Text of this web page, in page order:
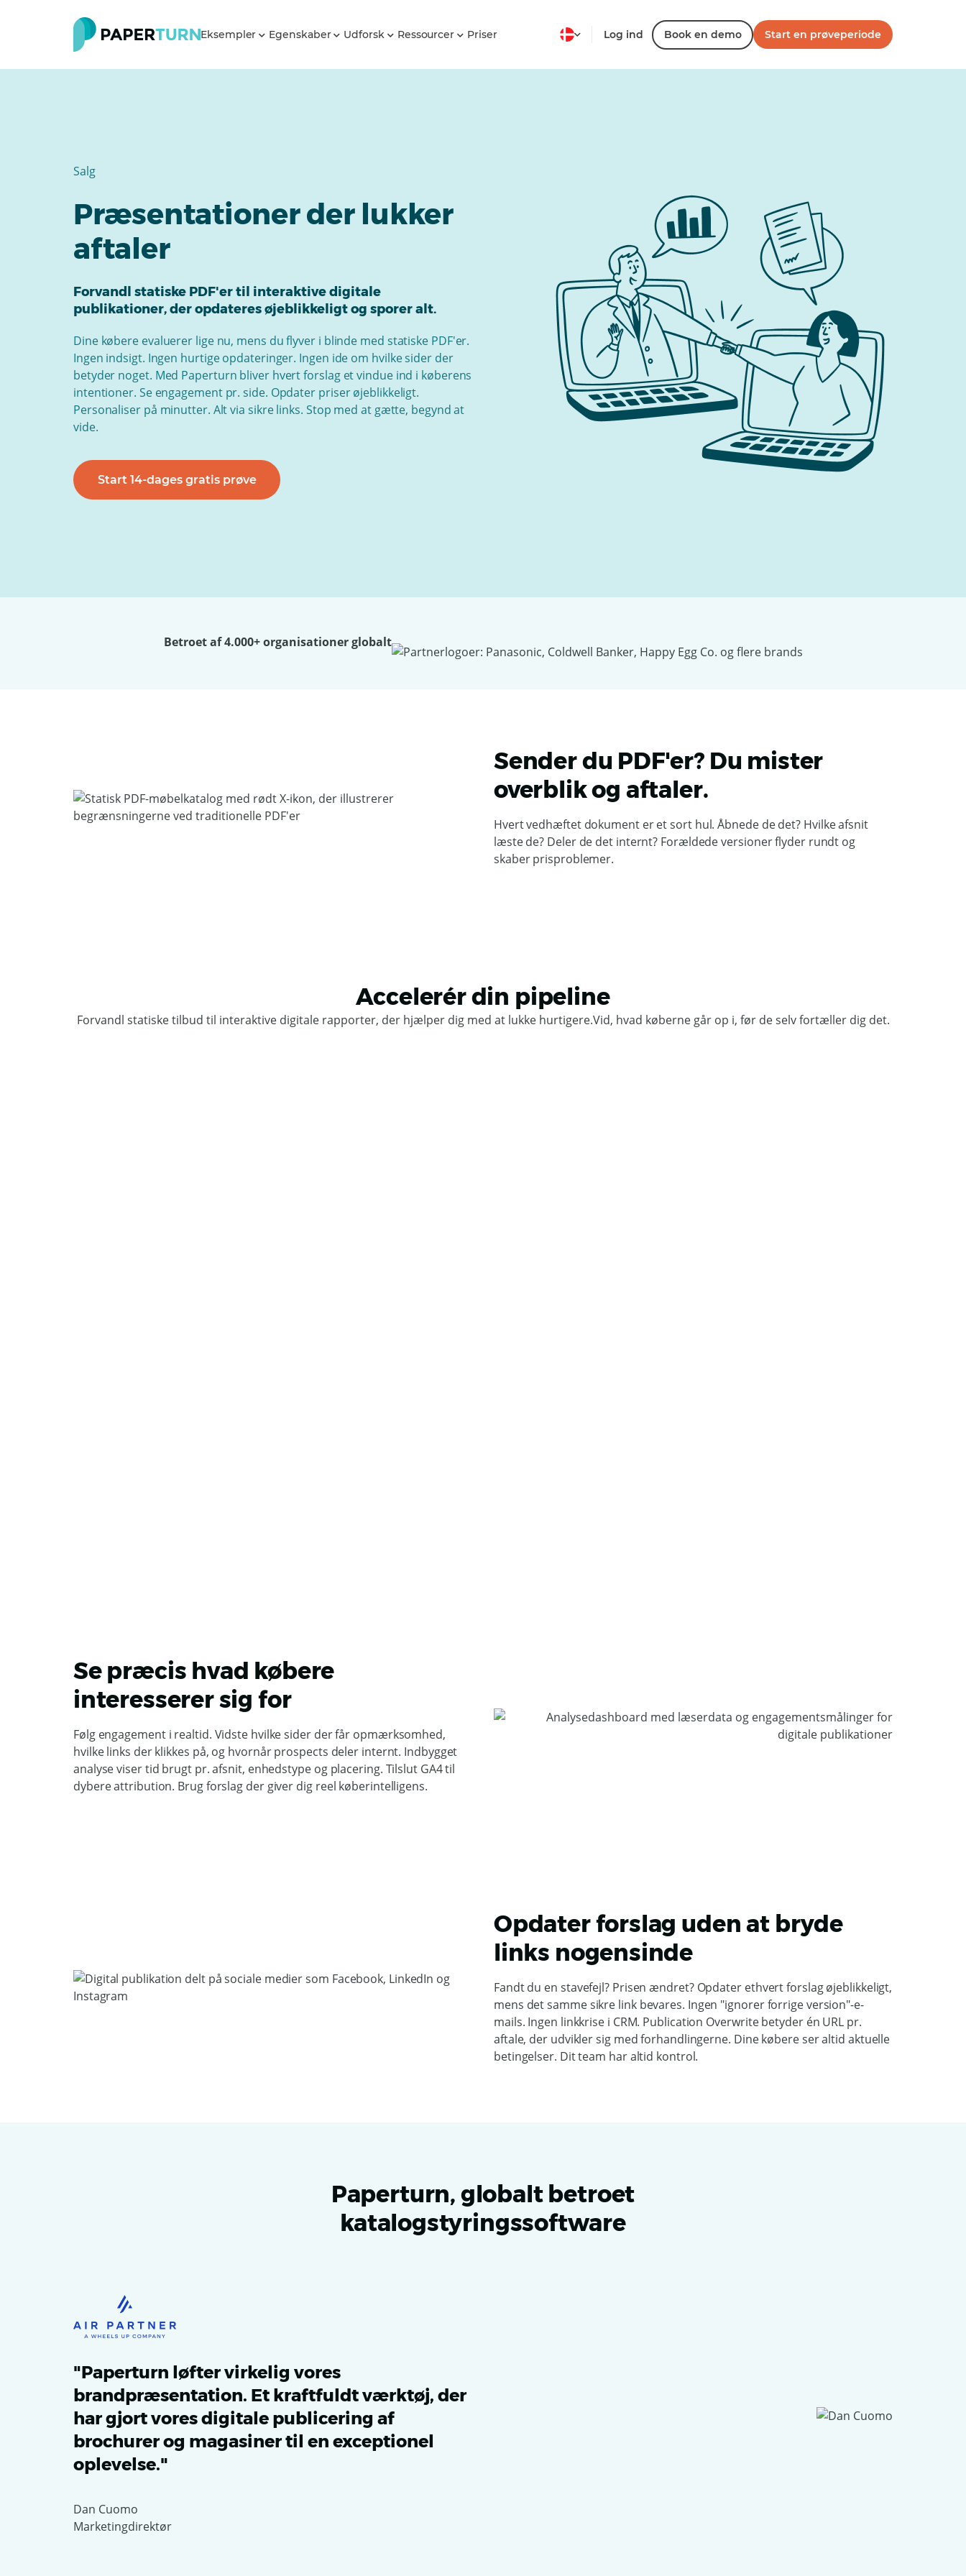
Eksempler Egenskaber Udforsk Ressourcer Priser Log ind Book en demo Start en prøveperiode
Salg
Præsentationer der lukker
aftaler
Forvandl statiske PDF'er til interaktive digitale
publikationer, der opdateres øjeblikkeligt og sporer alt.
Dine købere evaluerer lige nu, mens du flyver i blinde med statiske PDF'er.
Ingen indsigt. Ingen hurtige opdateringer. Ingen ide om hvilke sider der
betyder noget. Med Paperturn bliver hvert forslag et vindue ind i køberens
intentioner. Se engagement pr. side. Opdater priser øjeblikkeligt.
Personaliser på minutter. Alt via sikre links. Stop med at gætte, begynd at
vide.
Start 14-dages gratis prøve
Betroet af 4.000+ organisationer globalt
Sender du PDF'er? Du mister
overblik og aftaler.
Hvert vedhæftet dokument er et sort hul. Åbnede de det? Hvilke afsnit
læste de? Deler de det internt? Forældede versioner flyder rundt og
skaber prisproblemer.
Accelerér din pipeline
Forvandl statiske tilbud til interaktive digitale rapporter, der hjælper dig med at lukke hurtigere.Vid, hvad køberne går op i, før de selv fortæller dig det.
Se præcis hvad købere
interesserer sig for
Følg engagement i realtid. Vidste hvilke sider der får opmærksomhed,
hvilke links der klikkes på, og hvornår prospects deler internt. Indbygget
analyse viser tid brugt pr. afsnit, enhedstype og placering. Tilslut GA4 til
dybere attribution. Brug forslag der giver dig reel køberintelligens.
Opdater forslag uden at bryde
links nogensinde
Fandt du en stavefejl? Prisen ændret? Opdater ethvert forslag øjeblikkeligt,
mens det samme sikre link bevares. Ingen "ignorer forrige version"-e-
mails. Ingen linkkrise i CRM. Publication Overwrite betyder én URL pr.
aftale, der udvikler sig med forhandlingerne. Dine købere ser altid aktuelle
betingelser. Dit team har altid kontrol.
Paperturn, globalt betroet
katalogstyringssoftware
"Paperturn løfter virkelig vores
brandpræsentation. Et kraftfuldt værktøj, der
har gjort vores digitale publicering af
brochurer og magasiner til en exceptionel
oplevelse."
Dan Cuomo
Marketingdirektør